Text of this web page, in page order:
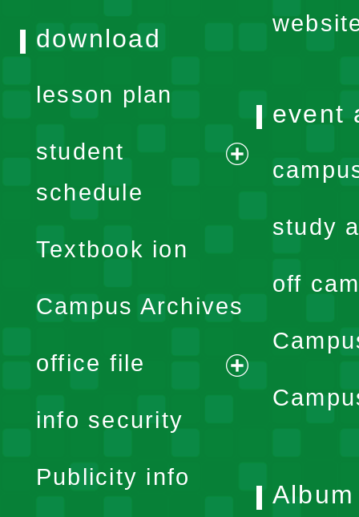
download
lesson plan
student
schedule
expand
menu
Textbook ion
Campus Archives
office file
expand
info security
Publicity info
event
study
off
Album